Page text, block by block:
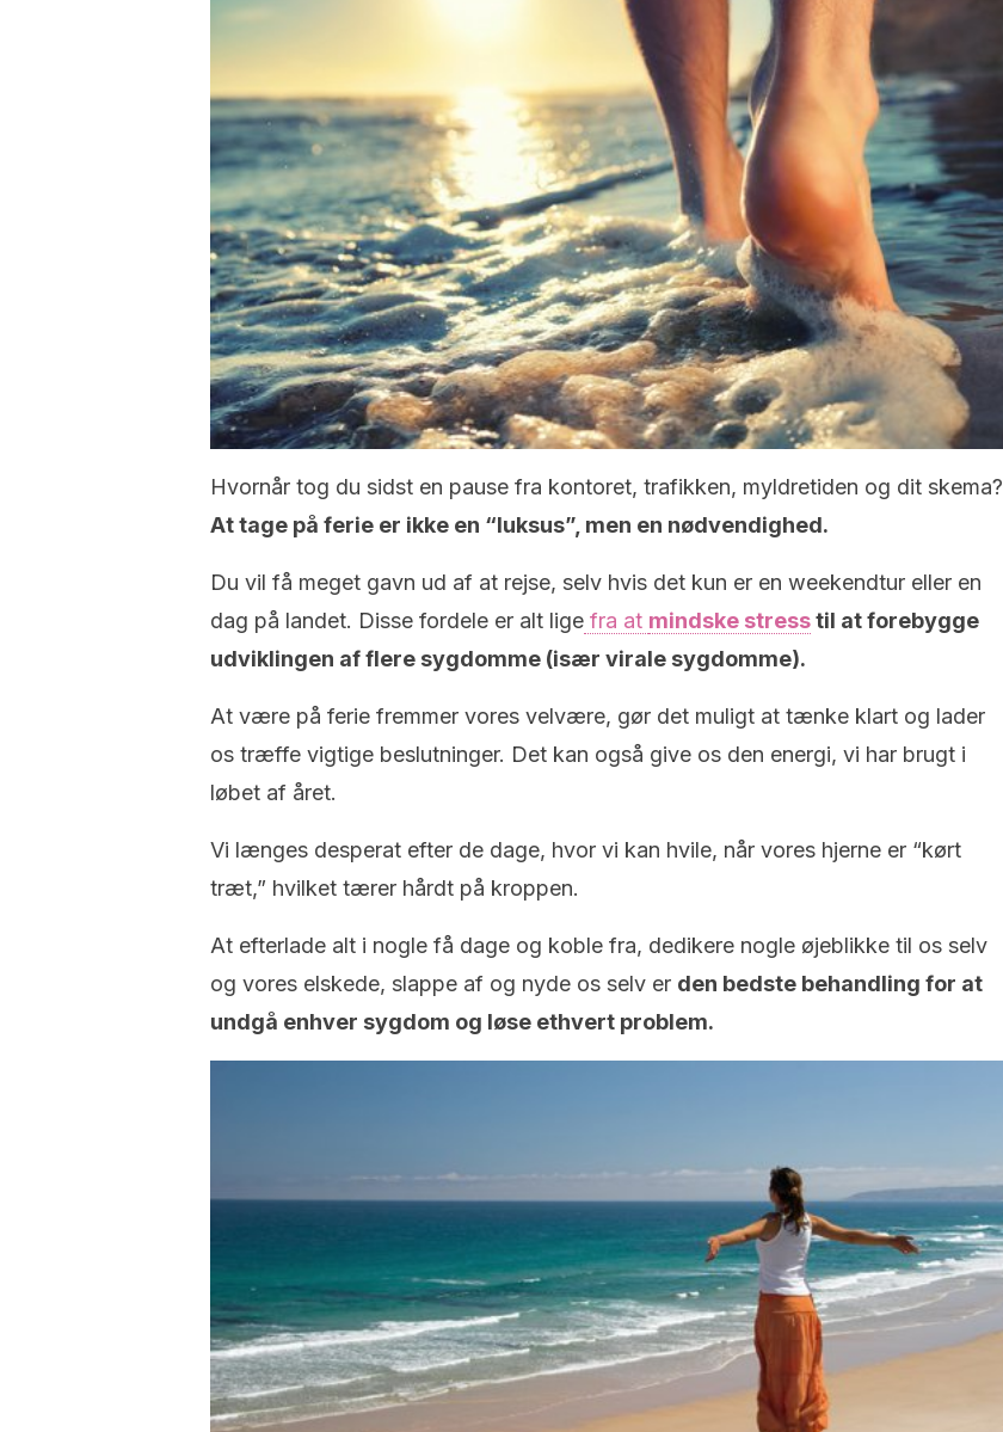
Hvornår tog du sidst en pause fra kontoret, trafikken, myldretiden og dit skema?
At tage på ferie er ikke en “luksus”, men en nødvendighed.
Du vil få meget gavn ud af at rejse, selv hvis det kun er en weekendtur eller en
dag på landet. Disse fordele er alt lige fra at mindske stresstil at forebygge
udviklingen af flere sygdomme (især virale sygdomme).
At være på ferie fremmer vores velvære, gør det muligt at tænke klart og lader
os træffe vigtige beslutninger. Det kan også give os den energi, vi har brugt i
løbet af året.
Vi længes desperat efter de dage, hvor vi kan hvile, når vores hjerne er “kørt
træt,” hvilket tærer hårdt på kroppen.
At efterlade alt i nogle få dage og koble fra, dedikere nogle øjeblikke til os selv
og vores elskede, slappe af og nyde os selv er den bedste behandling for at
undgå enhver sygdom og løse ethvert problem.